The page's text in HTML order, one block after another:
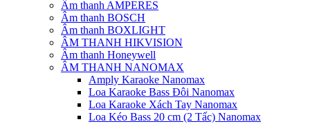
Âm thanh AMPERES
Âm thanh BOSCH
Âm thanh BOXLIGHT
ÂM THANH HIKVISION
Âm thanh Honeywell
ÂM THANH NANOMAX
Amply Karaoke Nanomax
Loa Karaoke Bass Đôi Nanomax
Loa Karaoke Xách Tay Nanomax
Loa Kéo Bass 20 cm (2 Tấc) Nanomax